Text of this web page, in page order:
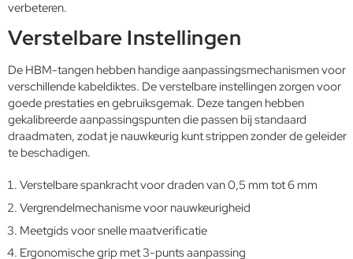
verbeteren.
Verstelbare Instellingen
De HBM-tangen hebben handige aanpassingsmechanismen voor
verschillende kabeldiktes. De verstelbare instellingen zorgen voor
goede prestaties en gebruiksgemak. Deze tangen hebben
gekalibreerde aanpassingspunten die passen bij standaard
draadmaten, zodat je nauwkeurig kunt strippen zonder de geleider
te beschadigen.
Verstelbare spankracht voor draden van 0,5 mm tot 6 mm
Vergrendelmechanisme voor nauwkeurigheid
Meetgids voor snelle maatverificatie
Ergonomische grip met 3-punts aanpassing